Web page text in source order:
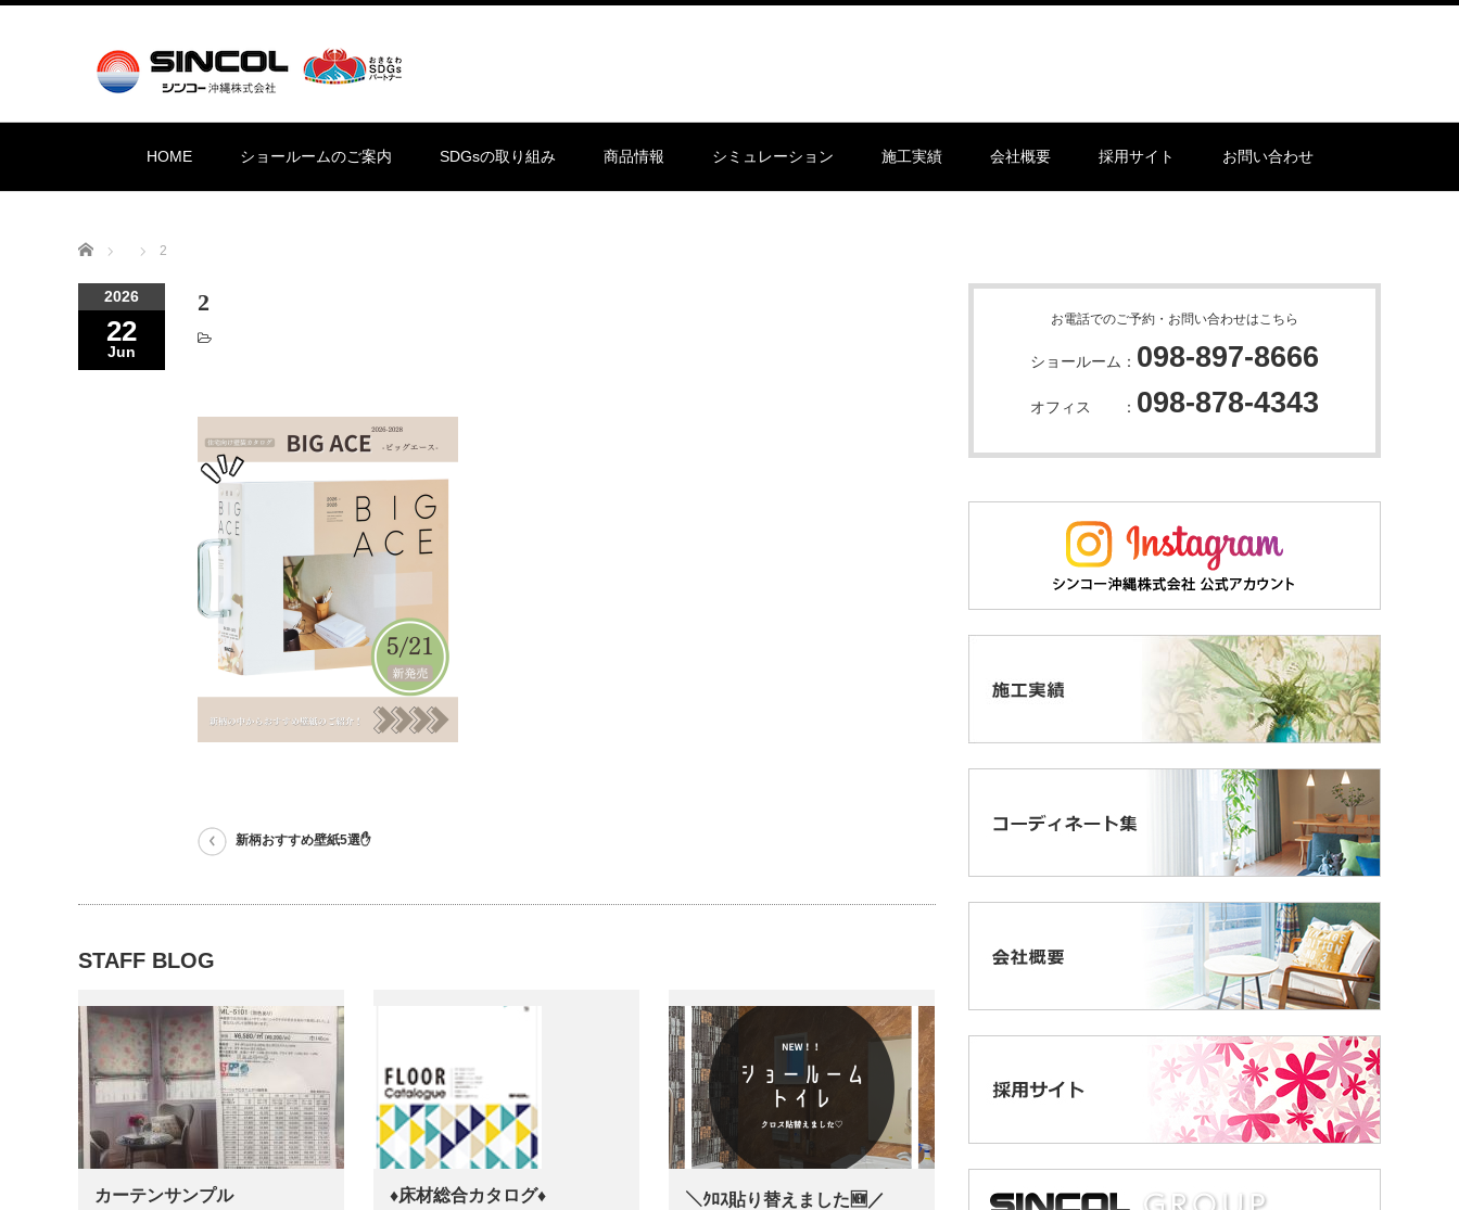
HOME ショールームのご案内 SDGsの取り組み 商品情報 シミュレーション 施工実績 会社概要 採用サイト お問い合わせ
Home 2
2026
22
Jun
2
新柄おすすめ壁紙5選✋
STAFF BLOG
カーテンサンプル ♦床材総合カタログ♦ ＼ｸﾛｽ貼り替えました🆕／
お電話でのご予約・お問い合わせはこちら
ショールーム： 098-897-8666
オフィス ： 098-878-4343